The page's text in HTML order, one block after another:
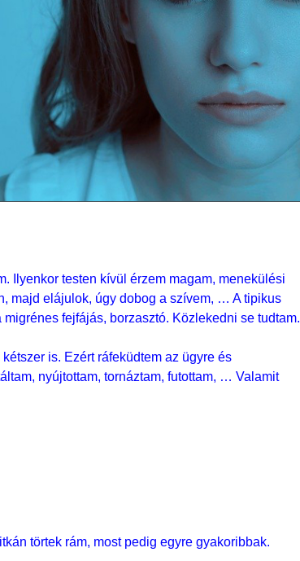
Ilyenkor testen kívül érzem magam, menekülési
majd elájulok, úgy dobog a szívem, … A tipikus
fejfájás, borzasztó. Közlekedni se tudtam.
is. Ezért ráfeküdtem az ügyre és
nyújtottam, tornáztam, futottam, … Valamit
törtek rám, most pedig egyre gyakoribbak.